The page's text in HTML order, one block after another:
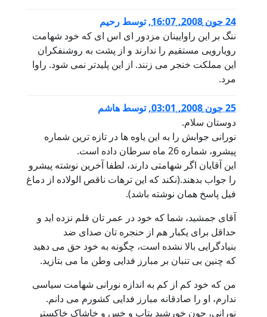
24 جون 2008, 16:07 ,توسط رحیم
ننگ بر این راوایینان مزدور ای اس ای که خود شهامت
رویارویی مستقیم را ندارند و از پشت به روشنفکران
این مملکت خنجر می زنند. از این پلیدتر نمی شود. راوا
مرد.
25 جون 2008, 03:01 ,توسط هاشم
دوستان سلام.
نورانی جوابش را به این یاوه ها در تازه ترین شماره
پیشرو، شماره 26 ماه سرطان داده است.
این آقایان اگر شهامتی دارند، لطفا آخرین نوشته پیشرو
را جواب بدهند.(نکند که این ترهات ناقص الولاده از دماغ
فیل پاسخ همان نوشته باشد).
آقای جمشید، شما که خود در عمر تان قلم نزده اید و
حداقل برای یکبار هم از حنجره تان صدای ضد
بنیادگرایی بالا نشده است، چگونه به خود حق می دهید
که چنین بی تنبان بر مبارز فدایی وطن ما می بتازید.
من که خود کم از کم به اندازه نورانی شهامت سیاسی
ندارم، او را صادقانه مبارز فدایی کشورم می دانم.
نورانی، چون خورشید بتاب و خس و خاشاک خاکستر